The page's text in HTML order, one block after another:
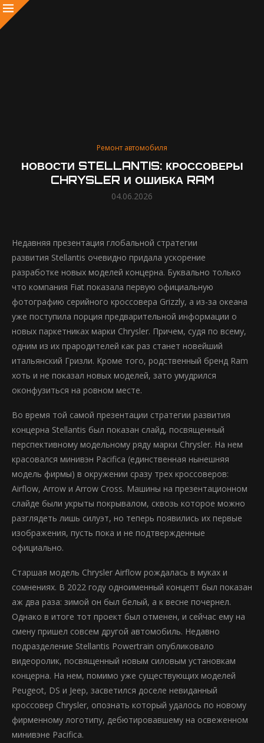
Ремонт автомобиля
НОВОСТИ STELLANTIS: КРОССОВЕРЫ
CHRYSLER И ОШИБКА RAM
04.06.2026
Недавняя презентация глобальной стратегии
развития Stellantis очевидно придала ускорение
разработке новых моделей концерна. Буквально только
что компания Fiat показала первую официальную
фотографию серийного кроссовера Grizzly, а из-за океана
уже поступила порция предварительной информации о
новых паркетниках марки Chrysler. Причем, судя по всему,
одним из их прародителей как раз станет новейший
итальянский Гризли. Кроме того, родственный бренд Ram
хоть и не показал новых моделей, зато умудрился
оконфузиться на ровном месте.
Во время той самой презентации стратегии развития
концерна Stellantis был показан слайд, посвященный
перспективному модельному ряду марки Chrysler. На нем
красовался минивэн Pacifica (единственная нынешняя
модель фирмы) в окружении сразу трех кроссоверов:
Airflow, Arrow и Arrow Cross. Машины на презентационном
слайде были укрыты покрывалом, сквозь которое можно
разглядеть лишь силуэт, но теперь появились их первые
изображения, пусть пока и не подтвержденные
официально.
Старшая модель Chrysler Airflow рождалась в муках и
сомнениях. В 2022 году одноименный концепт был показан
аж два раза: зимой он был белый, а к весне почернел.
Однако в итоге тот проект был отменен, и сейчас ему на
смену пришел совсем другой автомобиль. Недавно
подразделение Stellantis Powertrain опубликовало
видеоролик, посвященный новым силовым установкам
концерна. На нем, помимо уже существующих моделей
Peugeot, DS и Jeep, засветился доселе невиданный
кроссовер Chrysler, опознать который удалось по новому
фирменному логотипу, дебютировавшему на освеженном
минивэне Pacifica.